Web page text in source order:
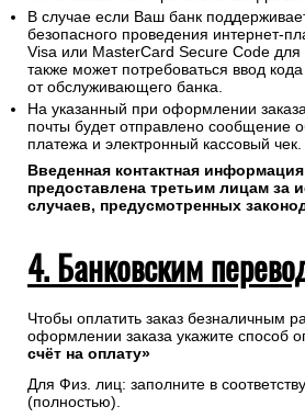
В случае если Ваш банк
безопасного проведения интернет-
Visa или MasterCard Secure Code
также может потребоваться ввод
от обслуживающего банка.
На указанный при оформлении
почты будет отправлено сообщение
платежа и электронный кассовый чек.
Введенная контактная
предоставлена третьим лицам за
случаев, предусмотренных
4. Банковским
Чтобы оплатить заказ безналичным
оформлении заказа укажите способ
счёт на оплату»
Для Физ. лиц: заполните в
(полностью).